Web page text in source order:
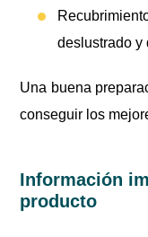
deslustrado y
Una buena
conseguir los
Información
producto